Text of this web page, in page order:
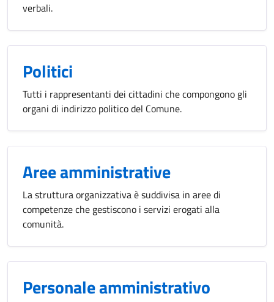
verbali.
Politici
Tutti i rappresentanti dei cittadini che compongono gli
organi di indirizzo politico del Comune.
Aree amministrative
La struttura organizzativa è suddivisa in aree di
competenze che gestiscono i servizi erogati alla
comunità.
Personale amministrativo